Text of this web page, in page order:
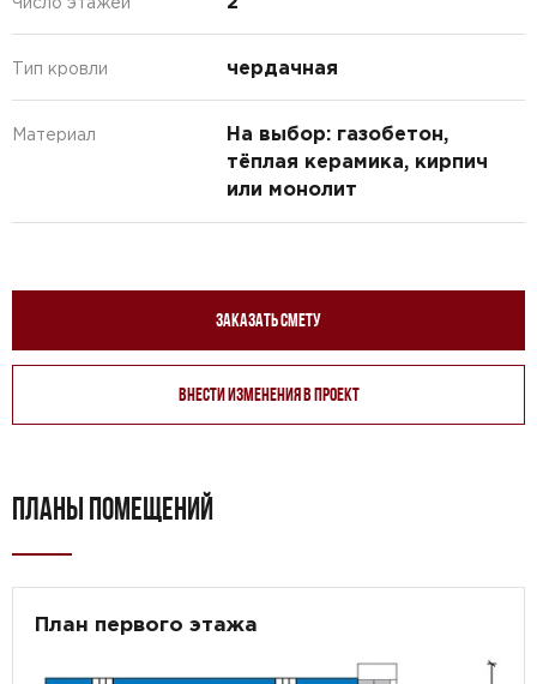
Тип кровли чердачная
Материал
На выбор: газобетон,
тёплая керамика, кирпич
или монолит
Заказать смету
Внести изменения в проект
ПЛАНЫ ПОМЕЩЕНИЙ
План первого этажа